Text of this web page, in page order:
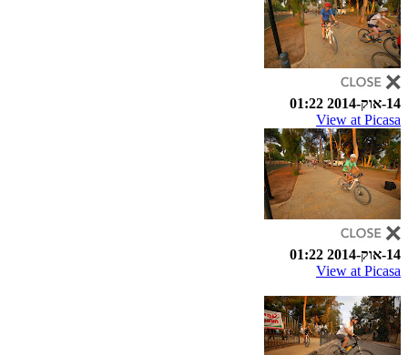
14-אוק-2014 01:22
View at Picasa
14-אוק-2014 01:22
View at Picasa